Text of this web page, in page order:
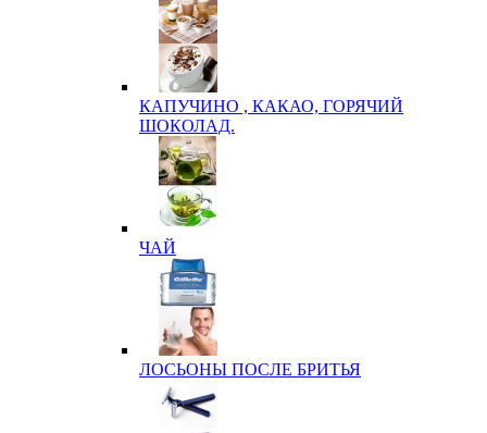
КАПУЧИНО , КАКАО, ГОРЯЧИЙ
ШОКОЛАД.
ЧАЙ
ЛОСЬОНЫ ПОСЛЕ БРИТЬЯ